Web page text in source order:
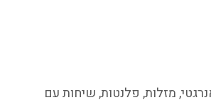
,מזלות, פלנטות,שיחות עם